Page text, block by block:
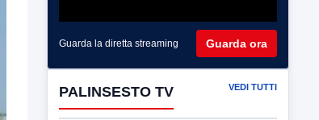
Guarda la diretta streaming Guarda ora
PALINSESTO TV VEDI TUTTI